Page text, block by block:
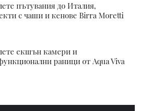
пътувания до Италия,
с чаши и кенове Birra Moretti
екшън камери и
раници от Aqua Viva